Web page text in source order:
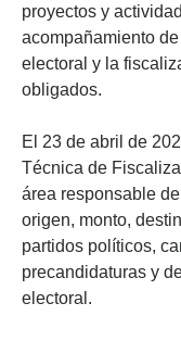
proyectos y
acompañamiento
electoral y la
obligados.
El 23 de abril de
Técnica de
área responsable
origen, monto,
partidos políticos,
precandidaturas y
electoral.